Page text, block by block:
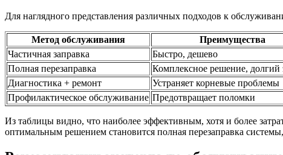
Для наглядного представления различных подходов к
Метод обслуживания Преимущества
Частичная заправка
Быстро, дешево
Полная перезаправка
Комплексное решение, долгий
Диагностика + ремонт
Устраняет корневые проблемы
Профилактическое обслуживание Предотвращает поломки
Из таблицы видно, что наиболее эффективным, хотя и более
оптимальным решением становится полная перезаправка